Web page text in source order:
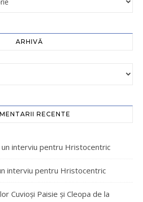
ARHIVĂ
RECENTE
interviu pentru Hristocentric
interviu pentru Hristocentric
Cuvioși Paisie și Cleopa de la